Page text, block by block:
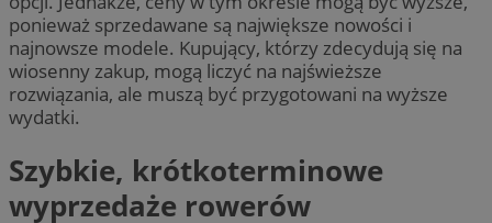
ponieważ sprzedawane są największe nowości i
najnowsze modele. Kupujący, którzy zdecydują się na
wiosenny zakup, mogą liczyć na najświeższe
rozwiązania, ale muszą być przygotowani na wyższe
wydatki.
Szybkie, krótkoterminowe
wyprzedaże rowerów